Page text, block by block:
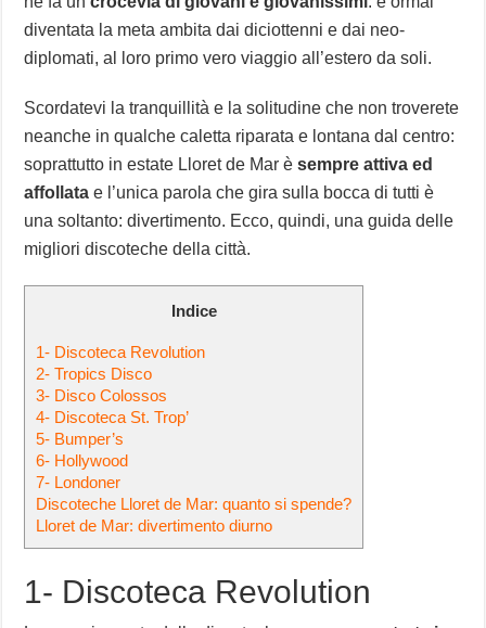
diventata la meta ambita dai diciottenni e dai neo-
diplomati, al loro primo vero viaggio all’estero da soli.
Scordatevi la tranquillità e la solitudine che non troverete
neanche in qualche caletta riparata e lontana dal centro:
soprattutto in estate Lloret de Mar èsempre attiva ed
affollata e l’unica parola che gira sulla bocca di tutti è
una soltanto: divertimento. Ecco, quindi, una guida delle
migliori discoteche della città.
Indice
1- Discoteca Revolution
2- Tropics Disco
3- Disco Colossos
4- Discoteca St. Trop’
5- Bumper’s
6- Hollywood
7- Londoner
Discoteche Lloret de Mar: quanto si spende?
Lloret de Mar: divertimento diurno
1- Discoteca Revolution